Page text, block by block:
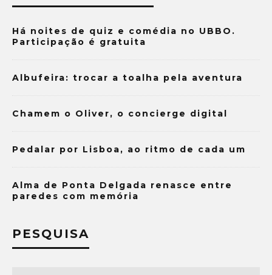
Há noites de quiz e comédia no UBBO.
Participação é gratuita
Albufeira: trocar a toalha pela aventura
Chamem o Oliver, o concierge digital
Pedalar por Lisboa, ao ritmo de cada um
Alma de Ponta Delgada renasce entre
paredes com memória
PESQUISA